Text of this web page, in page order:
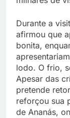
Durante a
afirmou que
bonita,
lodo. O frio,
Apesar das
pretende
reforçou sua
de Ananás,